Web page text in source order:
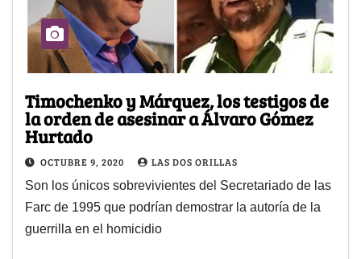
Timochenko y Márquez, los testigos de
la orden de asesinar a Álvaro Gómez
Hurtado
OCTUBRE 9, 2020 LAS DOS ORILLAS
Son los únicos sobrevivientes del Secretariado de las
Farc de 1995 que podrían demostrar la autoría de la
guerrilla en el homicidio